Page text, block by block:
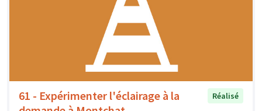
61 - Expérimenter l'éclairage à la
Réalisé